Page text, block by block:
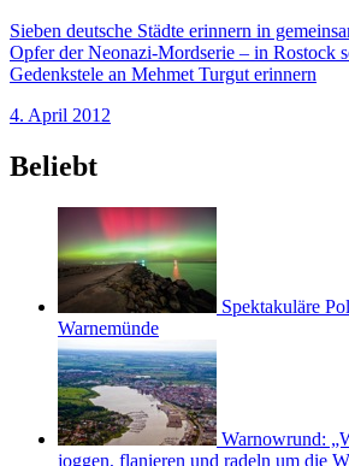
Sieben deutsche Städte erinnern in
Opfer der Neonazi-Mordserie – in Rostock
Gedenkstele an Mehmet Turgut erinnern
4. April 2012
Beliebt
Spektakuläre
Warnemünde
Warnowrund:
joggen, flanieren und radeln um die